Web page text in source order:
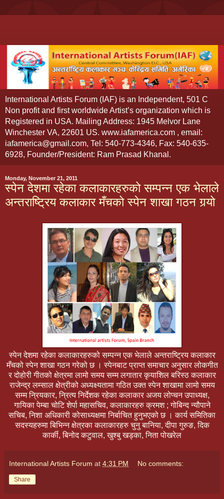
International Artists Forum (IAF) is an Independent, 501 C
Non profit and first worldwide Artist’s organization which is
Registered in USA. Mailing Address: 1945 Melvor Lane
Winchester VA, 22601 US. www.iafamerica.com , email:
iafamerica@gmail.com, Tel: 540-773-4346, Fax: 540-635-
6928, Founder/President: Ram Prasad Khanal.
Monday, November 21, 2011
स्पेन देशमा रहेका कलाकारहरुको सम्पन्न एक भेलाले
अन्तराष्ट्रिय कलाकार मँचको स्पेन शाखा गठन गर्‍यो
स्पेन देशमा रहेका कलाकारहरुको सम्पन्न एक भेलाले अन्तराष्ट्रिय कलाकार
मँचको स्पेन शाखा गठन गरेको छ । स्पेनबाट प्राप्त समाचार अनुसार लोकगीत
र दोहोरी गीतको क्षेत्रमा लामो समय सम्म लगातार कृयाशिल बरिस्ठ कलाकार
राजेन्द्र लम्साल क्षेत्रीको अध्यक्ष्यतामा गठित उक्त स्पेन शाखामा लामो समय
सम्म न्रियकार, न्रित्य निर्देशक रहेका कलाकार अजय लोप्चन उपाध्यक्ष,
गायिका पेम्बा चोटि शेर्पा महासचिव, कलाकारहरु क्रमश ; गोबिन्द न्यौपाने
सचिब, निशा अधिकारी कोसाध्यक्षमा निर्बाचित हुनुभएको छ । कार्य समितिका
सदस्यहरुमा बिभिन्न क्षेत्रका कलाकारहरु चुनु बानिया, दीपा गुरुङ, दिक
कार्की, बिनोद कटुवाल, खुश्बु खड्का, निता पोखरेल
International Artists Forum at 4:31 PM No comments:
Share